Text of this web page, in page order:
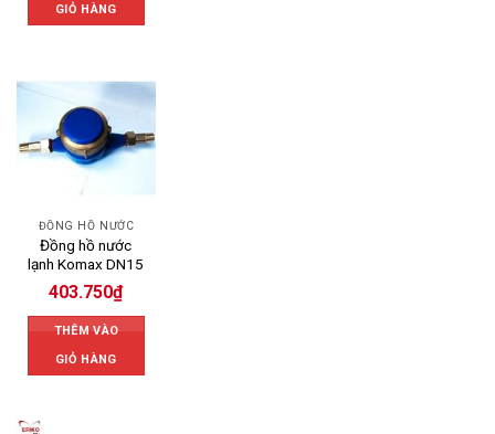
GIỎ HÀNG
ĐỒNG HỒ NƯỚC
Đồng hồ nước
lạnh Komax DN15
403.750₫
THÊM VÀO
GIỎ HÀNG